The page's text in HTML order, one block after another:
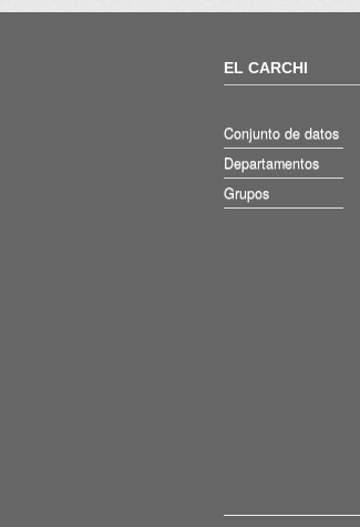
EL CARCHI
Conjunto de datos
Departamentos
Grupos